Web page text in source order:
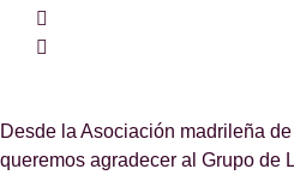
Desde la Asociación madrileña
queremos agradecer al Grupo de